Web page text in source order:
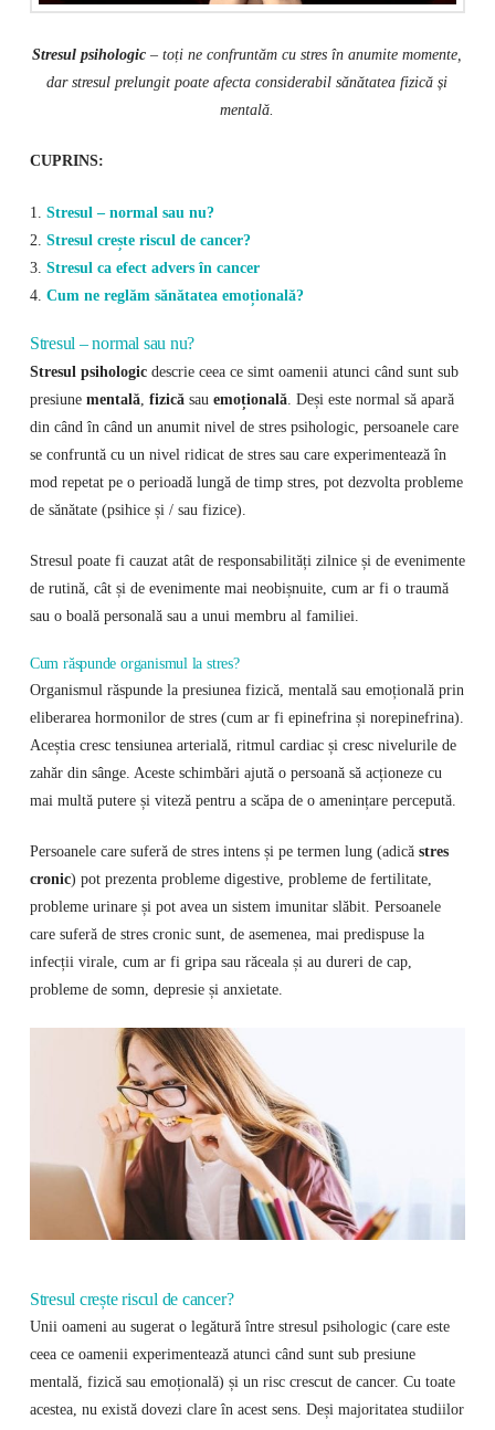
Stresul psihologic – toți ne confruntăm cu stres în anumite momente,
dar stresul prelungit poate afecta considerabil sănătatea fizică și
mentală.
CUPRINS:
1. Stresul – normal sau nu?
2. Stresul crește riscul de cancer?
3. Stresul ca efect advers în cancer
4. Cum ne reglăm sănătatea emoțională?
Stresul – normal sau nu?
Stresul psihologicdescrie ceea ce simt oamenii atunci când sunt sub
presiune mentală, fizicăsau emoțională. Deși este normal să apară
din când în când un anumit nivel de stres psihologic, persoanele care
se confruntă cu un nivel ridicat de stres sau care experimentează în
mod repetat pe o perioadă lungă de timp stres, pot dezvolta probleme
de sănătate (psihice și / sau fizice).
Stresul poate fi cauzat atât de responsabilități zilnice și de evenimente
de rutină, cât și de evenimente mai neobișnuite, cum ar fi o traumă
sau o boală personală sau a unui membru al familiei.
Cum răspunde organismul la stres?
Organismul răspunde la presiunea fizică, mentală sau emoțională prin
eliberarea hormonilor de stres (cum ar fi epinefrina și norepinefrina).
Aceștia cresc tensiunea arterială, ritmul cardiac și cresc nivelurile de
zahăr din sânge. Aceste schimbări ajută o persoană să acționeze cu
mai multă putere și viteză pentru a scăpa de o amenințare percepută.
Persoanele care suferă de stres intens și pe termen lung (adică stres
cronic) pot prezenta probleme digestive, probleme de fertilitate,
probleme urinare și pot avea un sistem imunitar slăbit. Persoanele
care suferă de stres cronic sunt, de asemenea, mai predispuse la
infecții virale, cum ar fi gripa sau răceala și au dureri de cap,
probleme de somn, depresie și anxietate.
Stresul crește riscul de cancer?
Unii oameni au sugerat o legătură între stresul psihologic (care este
ceea ce oamenii experimentează atunci când sunt sub presiune
mentală, fizică sau emoțională) și un risc crescut de cancer. Cu toate
acestea, nu există dovezi clare în acest sens. Deși majoritatea studiilor